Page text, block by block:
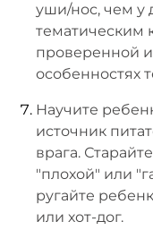
уши/нос, чем у
тематическим
проверенной
особенностях
Научите
источник
врага.
"плохой" или
ругайте
или хот-дог.